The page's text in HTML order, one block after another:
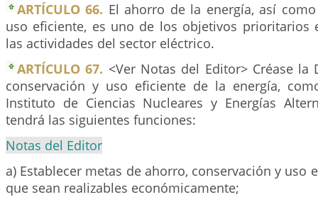
ARTÍCULO 66. El ahorro de la energía, así
uso eficiente, es uno de los objetivos prioritarios
las actividades del sector eléctrico.
ARTÍCULO 67. <Ver Notas del Editor> Créase la
conservación y uso eficiente de la energía,
Instituto de Ciencias Nucleares y Energías
tendrá las siguientes funciones:
Notas del Editor
a) Establecer metas de ahorro, conservación y uso
que sean realizables económicamente;